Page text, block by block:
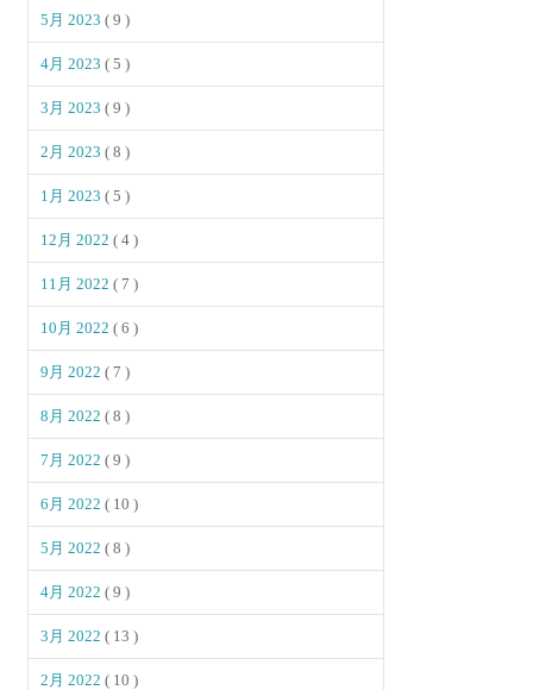
5月 2023( 9 )
4月 2023( 5 )
3月 2023( 9 )
2月 2023( 8 )
1月 2023( 5 )
12月 2022( 4 )
11月 2022( 7 )
10月 2022( 6 )
9月 2022( 7 )
8月 2022( 8 )
7月 2022( 9 )
6月 2022( 10 )
5月 2022( 8 )
4月 2022( 9 )
3月 2022( 13 )
2月 2022( 10 )